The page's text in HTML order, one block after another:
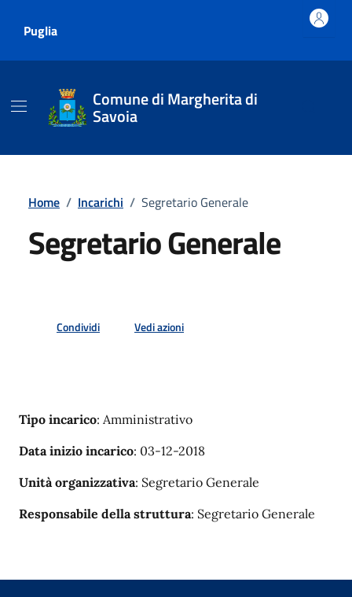
Puglia
Comune di Margherita di
Savoia
Home / Incarichi / Segretario Generale
Segretario Generale
Condividi Vedi azioni
Tipo incarico: Amministrativo
Data inizio incarico: 03-12-2018
Unità organizzativa: Segretario Generale
Responsabile della struttura: Segretario Generale